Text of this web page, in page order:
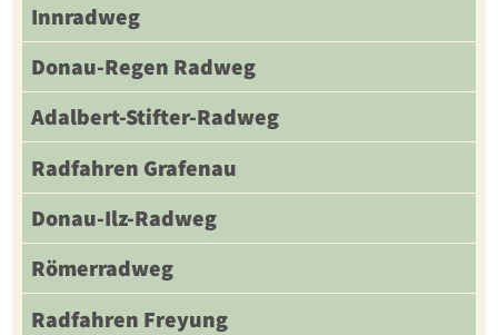
Innradweg
Donau-Regen Radweg
Adalbert-Stifter-Radweg
Radfahren Grafenau
Donau-Ilz-Radweg
Römerradweg
Radfahren Freyung